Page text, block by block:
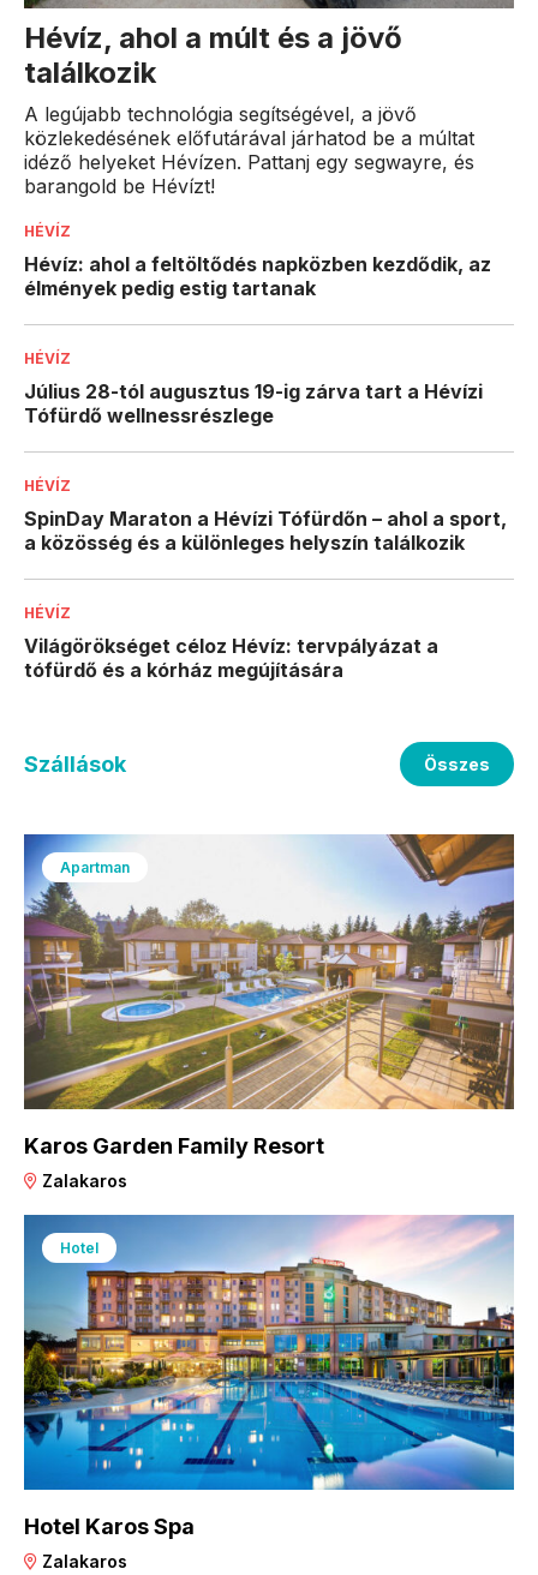
Hévíz, ahol a múlt és a jövő
találkozik
A legújabb technológia segítségével, a jövő
közlekedésének előfutárával járhatod be a múltat
idéző helyeket Hévízen. Pattanj egy segwayre, és
barangold be Hévízt!
HÉVÍZ
Hévíz: ahol a feltöltődés napközben kezdődik, az
élmények pedig estig tartanak
HÉVÍZ
Július 28-tól augusztus 19-ig zárva tart a Hévízi
Tófürdő wellnessrészlege
HÉVÍZ
SpinDay Maraton a Hévízi Tófürdőn – ahol a sport,
a közösség és a különleges helyszín találkozik
HÉVÍZ
Világörökséget céloz Hévíz: tervpályázat a
tófürdő és a kórház megújítására
Szállások Összes
Apartman
Karos Garden Family Resort
Zalakaros
Hotel
Hotel Karos Spa
Zalakaros